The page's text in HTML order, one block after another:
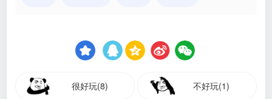
很好玩(8) 不好玩(1)